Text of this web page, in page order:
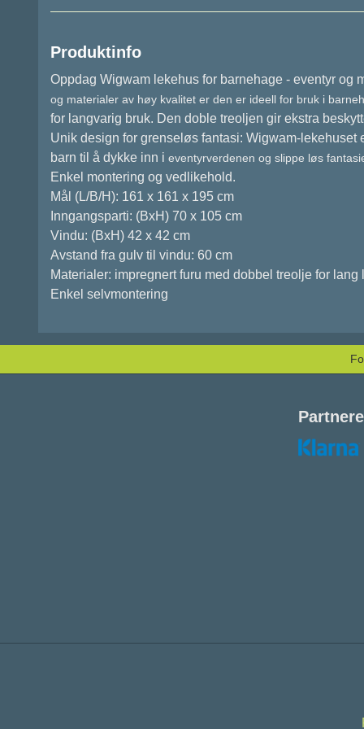
Produktinfo
Oppdag Wigwam lekehus for barnehage - eventyr
og materialer av høy kvalitet er den er ideell for bruk i
for langvarig bruk. Den doble treoljen gir ekstra
Unik design for grenseløs fantasi: Wigwam-lekehuset
barn til å dykke inn i eventyrverdenen og slippe løs
Enkel montering og vedlikehold.
Mål (L/B/H): 161 x 161 x 195 cm
Inngangsparti: (BxH) 70 x 105 cm
Vindu: (BxH) 42 x 42 cm
Avstand fra gulv til vindu: 60 cm
Materialer: impregnert furu med dobbel treolje for
Enkel selvmontering
Partnere